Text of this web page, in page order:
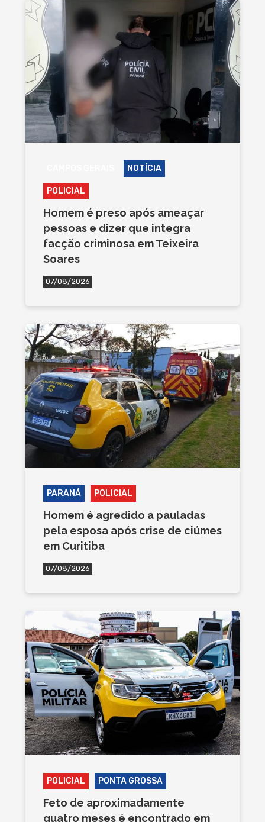
NOTÍCIA
POLICIAL
Homem é preso após ameaçar
pessoas e dizer que integra
facção criminosa em Teixeira
Soares
07/08/2026
PARANÁ POLICIAL
Homem é agredido a pauladas
pela esposa após crise de ciúmes
em Curitiba
07/08/2026
POLICIAL PONTA GROSSA
Feto de aproximadamente
quatro meses é encontrado em